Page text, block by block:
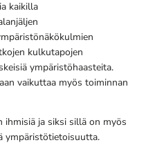
kaikilla
kulkutapojen
ympäristöhaasteita.
vaikuttaa myös toiminnan
ja siksi sillä on myös
ympäristötietoisuutta.